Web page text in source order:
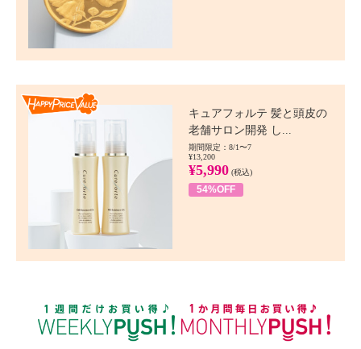
キュアフォルテ 髪と頭皮の
老舗サロン開発 し...
期間限定：8/1〜7
¥13,200
¥5,990 (税込)
54%OFF